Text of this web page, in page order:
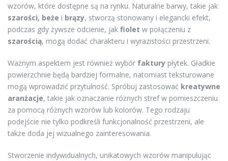
wzorów, które dostępne są na rynku. Naturalne barwy, takie jak
szarości, beże i brązy, stworzą stonowany i elegancki efekt,
podczas gdy żywsze odcienie, jak fiolet w połączeniu z
szarością, mogą dodać charakteru i wyrazistości przestrzeni.
Ważnym aspektem jest również wybór faktury płytek. Gładkie
powierzchnie będą bardziej formalne, natomiast teksturowane
mogą wprowadzić przytulność. Spróbuj zastosować kreatywne
aranżacje, takie jak oznaczanie różnych stref w pomieszczeniu
za pomocą różnych wzorów lub kolorów. Tego rodzaju
podejście nie tylko podkreśli funkcjonalność przestrzeni, ale
także doda jej wizualnego zainteresowania.
Stworzenie indywidualnych, unikatowych wzorów manipulując